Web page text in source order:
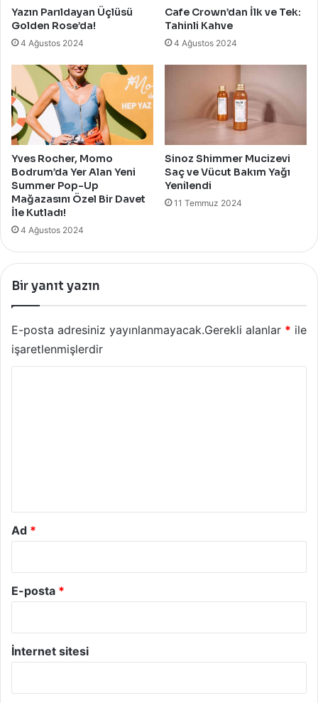
Yazın Parıldayan Üçlüsü
Golden Rose’da!
4 Ağustos 2024
Cafe Crown’dan İlk ve Tek:
Tahinli Kahve
4 Ağustos 2024
Yves Rocher, Momo
Bodrum’da Yer Alan Yeni
Summer Pop-Up
Mağazasını Özel Bir Davet
İle Kutladı!
4 Ağustos 2024
Sinoz Shimmer Mucizevi
Saç ve Vücut Bakım Yağı
Yenilendi
11 Temmuz 2024
Bir yanıt yazın
E-posta adresiniz yayınlanmayacak.Gerekli alanlar * ile
işaretlenmişlerdir
Ad *
E-posta *
İnternet sitesi